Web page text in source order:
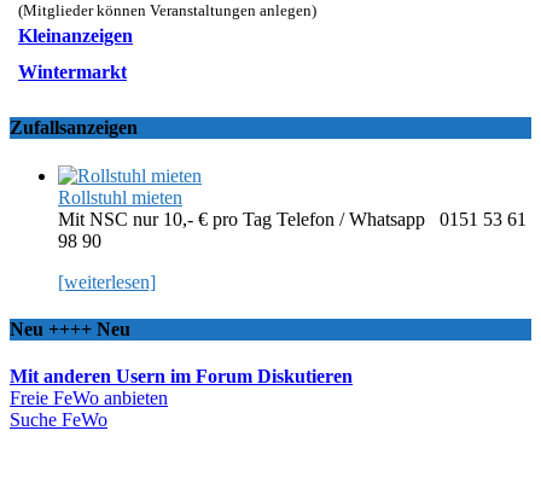
(Mitglieder können Veranstaltungen anlegen)
Kleinanzeigen
Wintermarkt
Zufallsanzeigen
Rollstuhl mieten
Mit NSC nur 10,- € pro Tag Telefon / Whatsapp 0151 53 61
98 90
[weiterlesen]
Neu ++++ Neu
Mit anderen Usern im Forum Diskutieren
Freie FeWo anbieten
Suche FeWo